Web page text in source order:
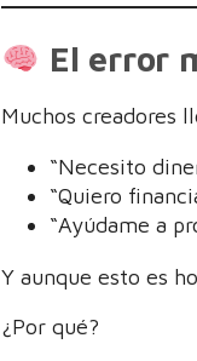
El error
Muchos creadores
“Necesito
“Quiero
“Ayúdame a
Y aunque esto es
¿Por qué?